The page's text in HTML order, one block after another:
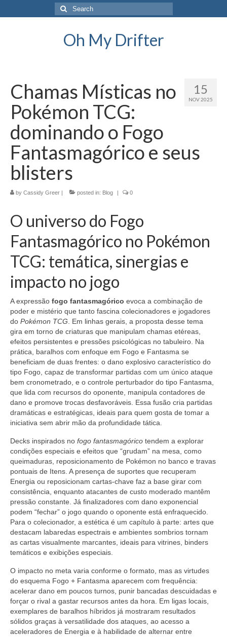
Search
for:
Oh My Drifter
15
NOV 2025
Chamas Místicas no
Pokémon TCG:
dominando o Fogo
Fantasmagórico e seus
blisters
by Cassidy Greer | posted in: Blog | 0
O universo do Fogo
Fantasmagórico no Pokémon
TCG: temática, sinergias e
impacto no jogo
A expressão fogo fantasmagórico evoca a combinação de
poder e mistério que tanto fascina colecionadores e jogadores
do Pokémon TCG . Em linhas gerais, a proposta desse tema
gira em torno de criaturas que manipulam chamas etéreas,
efeitos persistentes e pressões psicológicas no tabuleiro. Na
prática, baralhos com enfoque em Fogo e Fantasma se
beneficiam de duas frentes: o dano explosivo característico do
tipo Fogo, capaz de transformar partidas com um único ataque
bem cronometrado, e o controle perturbador do tipo Fantasma,
que lida com recursos do oponente, manipula contadores de
dano e promove trocas desfavoráveis. Essa fusão cria partidas
dramáticas e estratégicas, ideais para quem gosta de tomar a
iniciativa sem abrir mão da profundidade tática.
Decks inspirados no fogo fantasmagórico tendem a explorar
condições especiais e efeitos que “grudam” na mesa, como
queimaduras, reposicionamento de Pokémon no banco e travas
pontuais de Itens. A presença de suportes que recuperam
Energia ou reposicionam cartas-chave faz a base girar com
consistência, enquanto atacantes de custo moderado mantêm
pressão constante. Já finalizadores com dano exponencial
podem “fechar” o jogo quando o oponente está enfraquecido.
Para o colecionador, a estética é um capítulo à parte: artes que
destacam labaredas espectrais e ambientes sombrios tornam
as cartas visualmente marcantes, ideais para vitrines, binders
temáticos e exibições especiais.
O impacto no meta varia conforme o formato, mas as virtudes
do esquema Fogo + Fantasma aparecem com frequência:
acelerar dano em poucos turnos, punir bancadas descuidadas e
forçar o rival a gastar recursos antes da hora. Em ligas locais,
exemplares de baralhos híbridos já mostraram resultados
sólidos graças à versatilidade dos ataques, ao acesso a
aceleradores de Energia e à habilidade de alternar entre